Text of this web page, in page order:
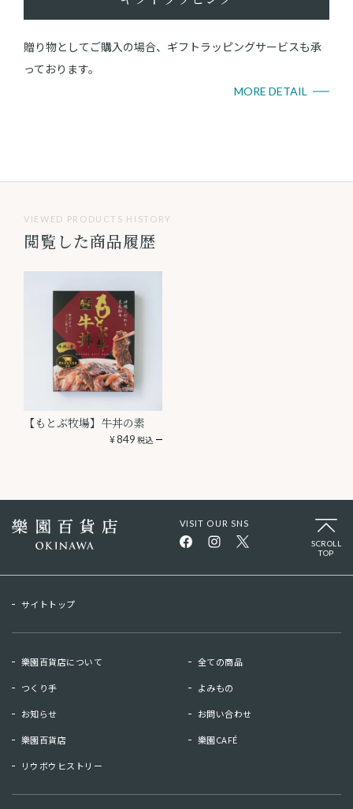
贈り物としてご購入の場合、ギフトラッピングサービスも承
っております。
MORE DETAIL
VIEWED PRODUCTS HISTORY
閲覧した商品履歴
【もとぶ牧場】牛丼の素
¥849 税込
VISIT OUR SNS
SCROLL
TOP
サイトトップ
樂園百貨店について 全ての商品
つくり手 よみもの
お知らせ お問い合わせ
樂園百貨店 樂園CAFÉ
リウボウヒストリー